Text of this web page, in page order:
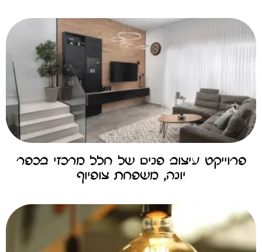
פרוייקט עיצוב פנים של חלל מרכזי בכפר
יונה, משפחת צופיוף